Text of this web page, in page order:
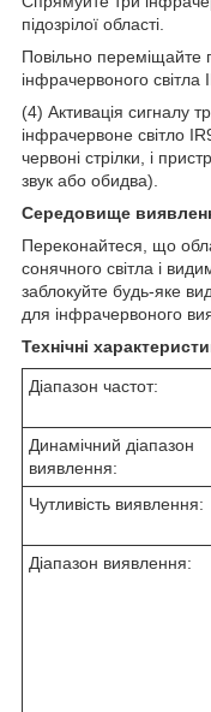
підозрілої області.
Повільно переміщайте
інфрачервоного світла
(4) Активація сигналу
інфрачервоне світло
червоні стрілки, і
звук або обидва).
Середовище
Переконайтеся, що
сонячного світла і
заблокуйте будь-яке
для інфрачервоного
Технічні
Діапазон частот:
Динамічний діапазон
виявлення:
Чутливість виявлення:
Діапазон виявлення: